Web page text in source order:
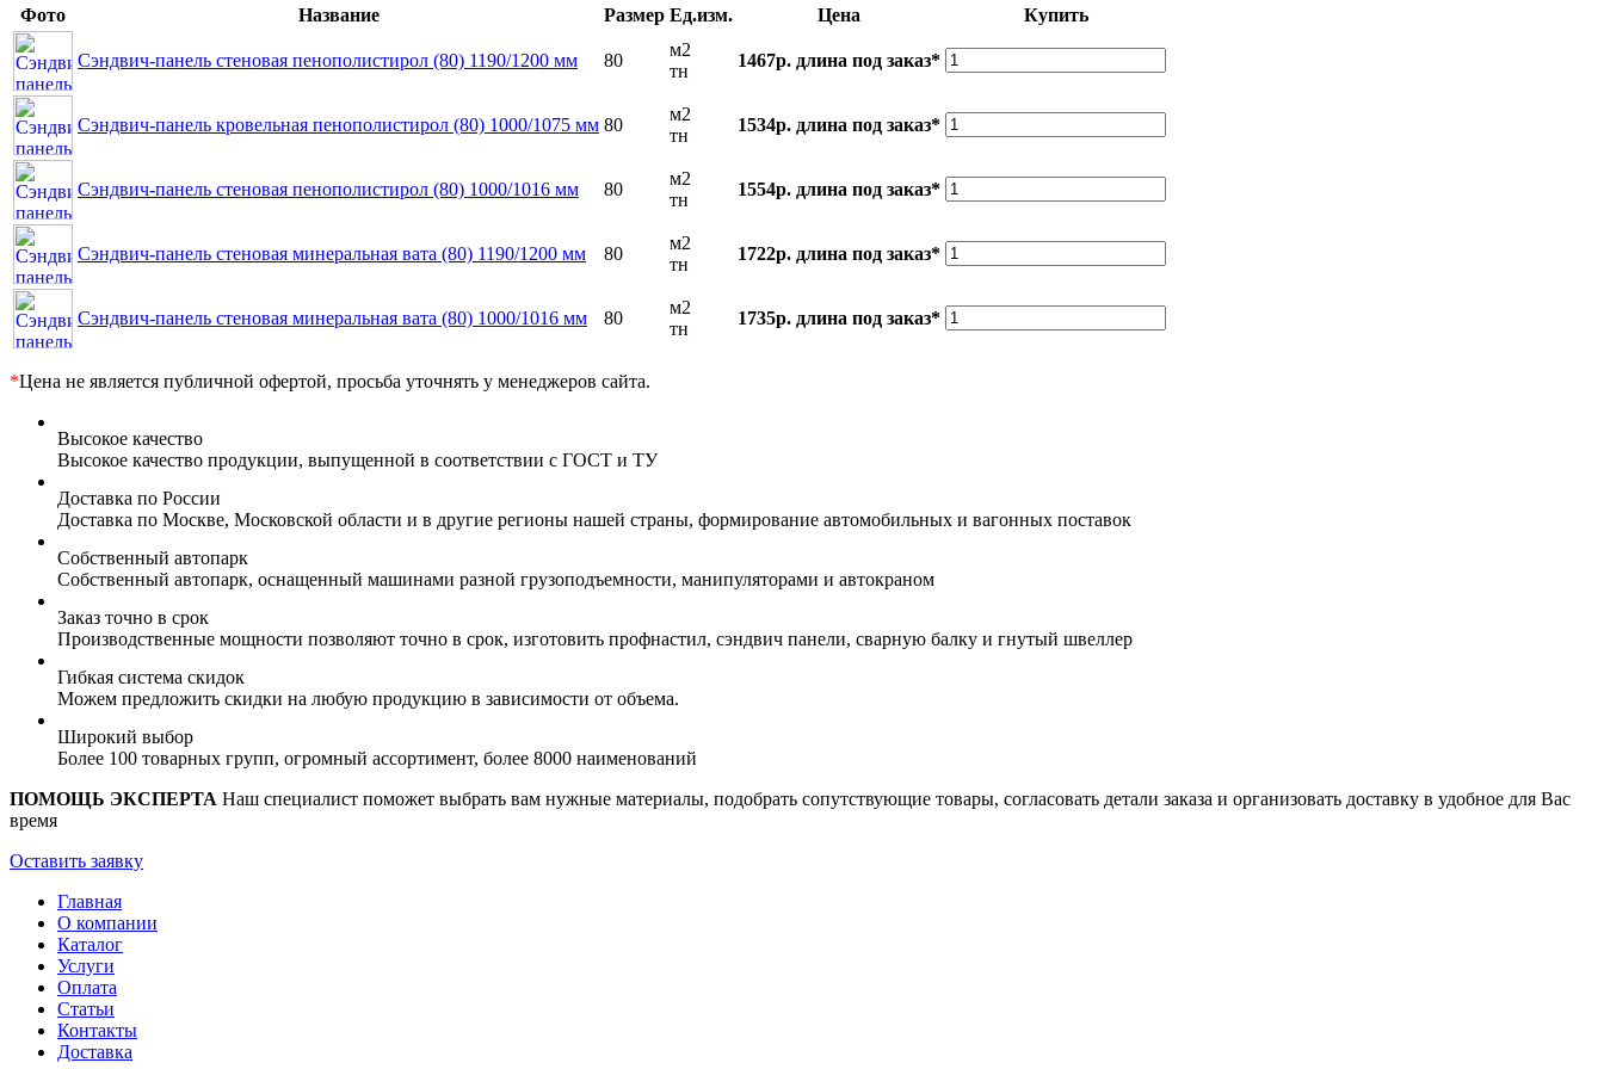
Фото
Название Размер Ед.изм. Цена Купить
Сэндвич-панель стеновая пенополистирол (80) 1190/1200 мм 80
м2
тн
1467р. длина под заказ*
Сэндвич-панель кровельная пенополистирол (80) 1000/1075 мм 80
м2
тн
1534р. длина под заказ*
Сэндвич-панель стеновая пенополистирол (80) 1000/1016 мм 80
м2
тн
1554р. длина под заказ*
Сэндвич-панель стеновая минеральная вата (80) 1190/1200 мм 80
м2
тн
1722р. длина под заказ*
Сэндвич-панель стеновая минеральная вата (80) 1000/1016 мм 80
м2
тн
1735р. длина под заказ*
*Цена не является публичной офертой, просьба уточнять у менеджеров сайта.
Высокое качество
Высокое качество продукции, выпущенной в соответствии с ГОСТ и ТУ
Доставка по России
Доставка по Москве, Московской области и в другие регионы нашей страны, формирование автомобильных и вагонных поставок
Собственный автопарк
Собственный автопарк, оснащенный машинами разной грузоподъемности, манипуляторами и автокраном
Заказ точно в срок
Производственные мощности позволяют точно в срок, изготовить профнастил, сэндвич панели, сварную балку и гнутый швеллер
Гибкая система скидок
Можем предложить скидки на любую продукцию в зависимости от объема.
Широкий выбор
Более 100 товарных групп, огромный ассортимент, более 8000 наименований
ПОМОЩЬ ЭКСПЕРТА Наш специалист поможет выбрать вам нужные материалы, подобрать сопутствующие товары, согласовать детали заказа и организовать доставку в удобное для Вас
время
Оставить заявку
Главная
О компании
Каталог
Услуги
Оплата
Статьи
Контакты
Доставка